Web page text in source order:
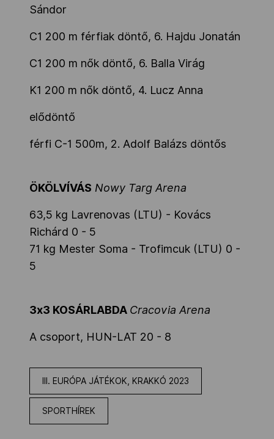
Sándor
C1 200 m férfiak döntő, 6. Hajdu Jonatán
C1 200 m nők döntő, 6. Balla Virág
K1 200 m nők döntő, 4. Lucz Anna
elődöntő
férfi C-1 500m, 2. Adolf Balázs döntős
ÖKÖLVÍVÁS Nowy Targ Arena
63,5 kg Lavrenovas (LTU) - Kovács
Richárd 0 - 5
71 kg Mester Soma - Trofimcuk (LTU) 0 -
5
3x3 KOSÁRLABDA Cracovia Arena
A csoport, HUN-LAT 20 - 8
III. EURÓPA JÁTÉKOK, KRAKKÓ 2023
SPORTHÍREK